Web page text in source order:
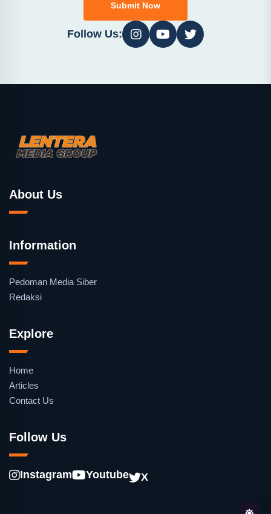
Submit Now
Follow Us:
About Us
Information
Pedoman Media Siber
Redaksi
Explore
Home
Articles
Contact Us
Follow Us
Instagram Youtube X